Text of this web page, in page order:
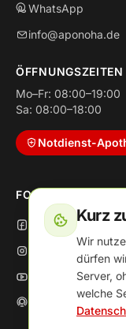
WhatsApp
info@aponoha.de
ÖFFNUNGSZEITEN
Mo–Fr: 08:00–19:00
Sa: 08:00–18:00
Notdienst-
FOLGE UNS
FacebookKurz
Wir
dürfen
Server,
welche